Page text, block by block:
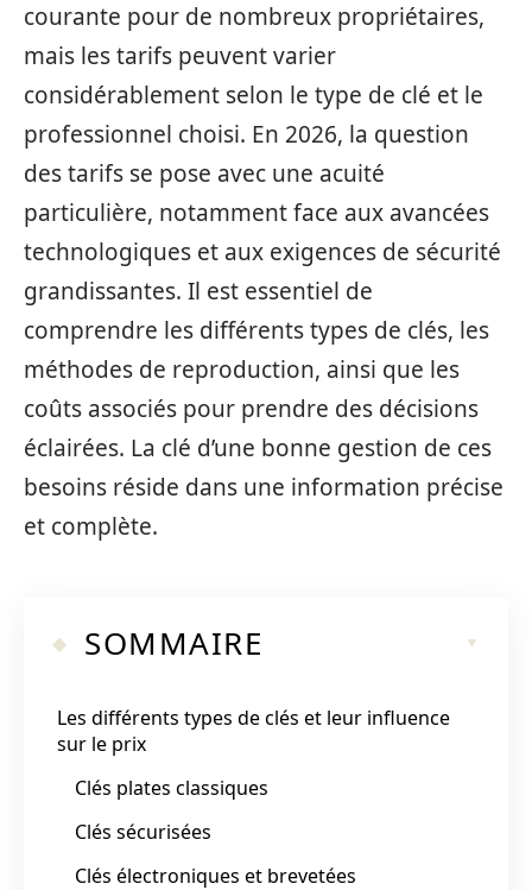
courante pour de nombreux propriétaires,
mais les tarifs peuvent varier
considérablement selon le type de clé et le
professionnel choisi. En 2026, la question
des tarifs se pose avec une acuité
particulière, notamment face aux avancées
technologiques et aux exigences de sécurité
grandissantes. Il est essentiel de
comprendre les différents types de clés, les
méthodes de reproduction, ainsi que les
coûts associés pour prendre des décisions
éclairées. La clé d’une bonne gestion de ces
besoins réside dans une information précise
et complète.
SOMMAIRE
Les différents types de clés et leur influence
sur le prix
Clés plates classiques
Clés sécurisées
Clés électroniques et brevetées